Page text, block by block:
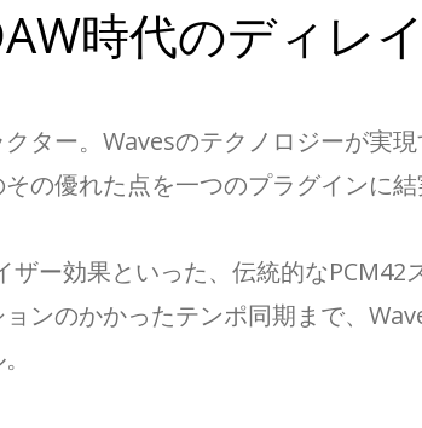
時代のディレ
ター。Wavesのテクノロジーが実
の優れた点を一つのプラグインに結
ー効果といった、伝統的なPCM42
ンのかかったテンポ同期まで、